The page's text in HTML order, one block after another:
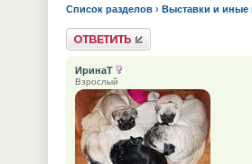
Список разделов › Выставки и иные
Ответить
ИринаТ
Взрослый